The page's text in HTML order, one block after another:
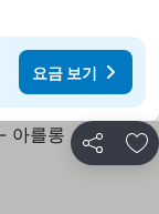
요금 보기
공유 즐